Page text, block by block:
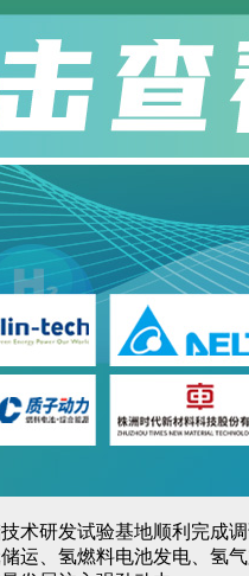
研发试验基地顺利完成
运、氢燃料电池发电、